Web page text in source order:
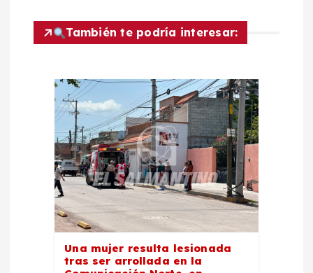
d
También te podría interesar:
Una mujer resulta lesionada
tras ser arrollada en la